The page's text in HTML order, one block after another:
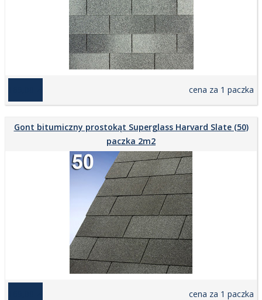
cena za 1 paczka
Gont bitumiczny prostokąt Superglass Harvard Slate (50)
paczka 2m2
cena za 1 paczka